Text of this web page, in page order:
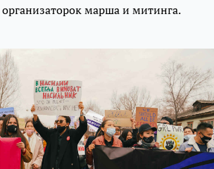
марша и митинга.